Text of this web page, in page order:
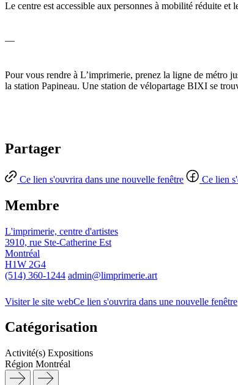
Le centre est accessible aux personnes à mobilité réduite et
—
Pour vous rendre à L’imprimerie, prenez la ligne de métro
la station Papineau. Une station de vélopartage BIXI se
Partager
Ce lien s'ouvrira dans une nouvelle fenêtre Ce lien
Membre
L'imprimerie, centre d'artistes
3910, rue Ste-Catherine Est
Montréal
H1W 2G4
(514) 360-1244 admin@limprimerie.art
Visiter le site webCe lien s'ouvrira dans une nouvelle fenêtre
Catégorisation
Activité(s) Expositions
Région Montréal